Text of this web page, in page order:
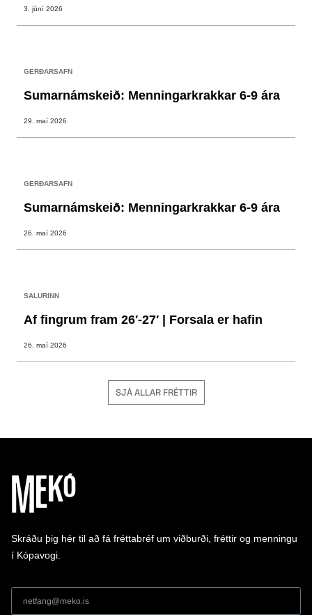
3. júní 2026
GERÐARSAFN
Sumarnámskeið: Menningarkrakkar 6-9 ára
29. maí 2026
GERÐARSAFN
Sumarnámskeið: Menningarkrakkar 6-9 ára
26. maí 2026
SALURINN
Af fingrum fram 26′-27′ | Forsala er hafin
26. maí 2026
SJÁ ALLAR FRÉTTIR
Skráðu þig hér til að fá fréttabréf um viðburði, fréttir og menningu
í Kópavogi.